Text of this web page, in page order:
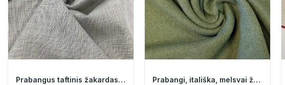
Prabangus taftinis žakardas 014209 Prabangi, itališka, melsvai žalsvos spalvos...